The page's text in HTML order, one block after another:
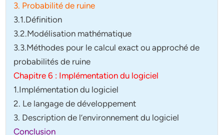
3. Probabilité de ruine
3.1.Définition
3.2.Modélisation mathématique
3.3.Méthodes pour le calcul exact ou approché de
probabilités de ruine
Chapitre 6 : Implémentation du logiciel
1.Implémentation du logiciel
2. Le langage de développement
3. Description de l’environnement du logiciel
Conclusion